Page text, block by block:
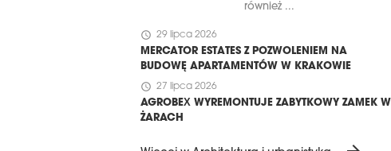
również ...
schedule 29 lipca 2026
MERCATOR ESTATES Z POZWOLENIEM NA
BUDOWĘ APARTAMENTÓW W KRAKOWIE
schedule 27 lipca 2026
AGROBEX WYREMONTUJE ZABYTKOWY ZAMEK W
ŻARACH